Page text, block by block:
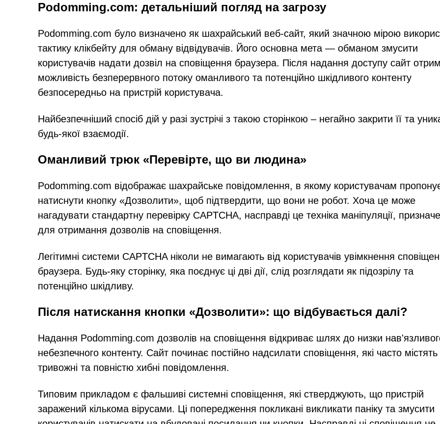
Podomming.com: детальніший погляд на загрозу
Podomming.com було визначено як шахрайський веб-сайт, який значною мірою
тактику клікбейту для обману відвідувачів. Його основна мета — обманом змусити
користувачів надати дозвіл на сповіщення браузера. Після надання доступу сайт
можливість безперервного потоку оманливого та потенційно шкідливого контенту
безпосередньо на пристрій користувача.
Найбезпечніший спосіб дій у разі зустрічі з такою сторінкою – негайно закрити її та
будь-якої взаємодії.
Оманливий трюк «Перевірте, що ви людина»
Podomming.com відображає шахрайське повідомлення, в якому користувачам
натиснути кнопку «Дозволити», щоб підтвердити, що вони не робот. Хоча це може
нагадувати стандартну перевірку CAPTCHA, насправді це техніка маніпуляції,
для отримання дозволів на сповіщення.
Легітимні системи CAPTCHA ніколи не вимагають від користувачів увімкнення
браузера. Будь-яку сторінку, яка поєднує ці дві дії, слід розглядати як підозрілу та
потенційно шкідливу.
Після натискання кнопки «Дозволити»: що відбувається далі?
Надання Podomming.com дозволів на сповіщення відкриває шлях до низки
небезпечного контенту. Сайт починає постійно надсилати сповіщення, які часто містять
тривожні та повністю хибні повідомлення.
Типовим прикладом є фальшиві системні сповіщення, які стверджують, що пристрій
заражений кількома вірусами. Ці попередження покликані викликати паніку та змусити